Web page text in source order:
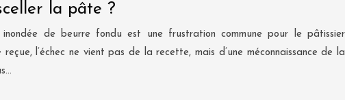
la pâte ?
inondée de beurre fondu est une frustration commune pour le pâtissier
l’échec ne vient pas de la recette, mais d’une méconnaissance de la